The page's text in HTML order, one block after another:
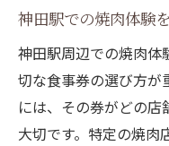
神田駅での焼肉体験
神田駅周辺での焼肉体
切な食事券の選び方が
には、その券がどの
大切です。特定の焼肉